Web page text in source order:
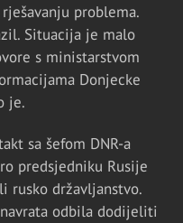
problema.
Situacija je malo
s ministarstvom
Donjecke
je.
sa šefom DNR-a
predsjedniku Rusije
rusko državljanstvo.
odbila dodijeliti